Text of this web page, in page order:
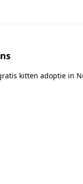
kitten adoptie in